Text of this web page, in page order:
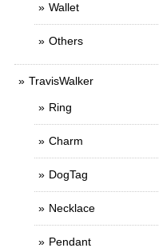
Wallet
Others
TravisWalker
Ring
Charm
DogTag
Necklace
Pendant